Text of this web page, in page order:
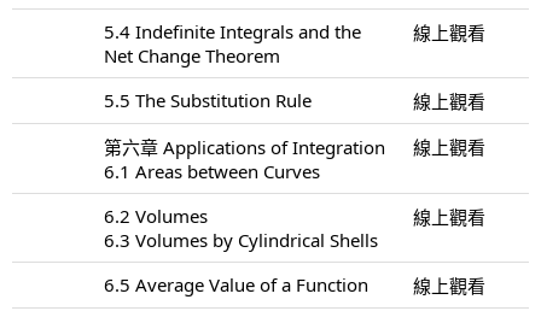
5.4 Indefinite Integrals and the
Net Change Theorem
線上觀看
5.5 The Substitution Rule
線上觀看
第六章 Applications of Integration
6.1 Areas between Curves
線上觀看
6.2 Volumes
6.3 Volumes by Cylindrical Shells
線上觀看
6.5 Average Value of a Function
線上觀看